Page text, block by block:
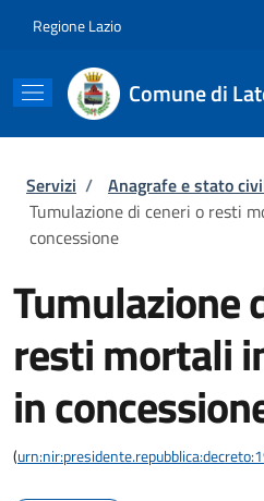
Regione Lazio
Comune di
Briciole di pane
Servizi / Anagrafe e stato
Tumulazione di ceneri o resti
concessione
Tumulazione
resti mortali
in
(